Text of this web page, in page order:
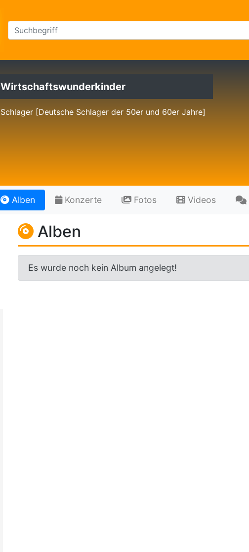
Wirtschaftswunderkinder
Schlager [Deutsche Schlager der 50er und 60er Jahre]
Alben Konzerte Fotos Videos
Alben
Es wurde noch kein Album angelegt!